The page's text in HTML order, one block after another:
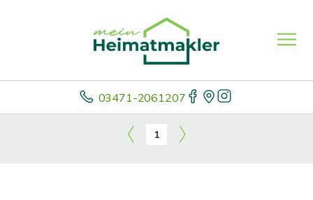
03471-2061207
1